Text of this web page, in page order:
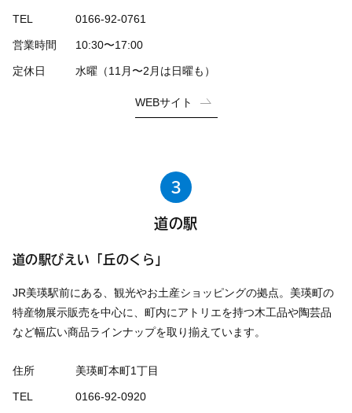
TEL 0166-92-0761
営業時間 10:30〜17:00
定休日 水曜（11月〜2月は日曜も）
WEBサイト
3
道の駅
道の駅びえい「丘のくら」
JR美瑛駅前にある、観光やお土産ショッピングの拠点。美瑛町の
特産物展示販売を中心に、町内にアトリエを持つ木工品や陶芸品
など幅広い商品ラインナップを取り揃えています。
住所 美瑛町本町1丁目
TEL 0166-92-0920